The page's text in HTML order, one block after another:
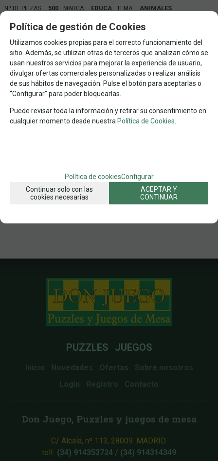
Nº DE PIEZAS 500 MARCA EDUCA TEMA ANIMALES
PUZZLES POR MARCAS
PUZZLES POR Nº DE PIEZAS
PUZZLES DE ARTE PUZZLES DE ANIMALES EDUCA
500 PZAS ARTE POR Nº DE PIEZAS PERROS
ANIMALES TERRESTRES 500 PZAS ARTE
Martes, 20 Marzo 2018
PUZZLES JUEGOS
Inicio Novedades Ofertas
Sobre nosotros
Login
Registro Contacto
Don Juego, Puzzles y juegos de mesa
C/ Alcalá, nº 113, 28009. MADRID.
telf: (34) 914353724 / (34) 914314349
Política de gestión de Cookies
Utilizamos cookies propias para el correcto funcionamiento del
sitio. Además, se utilizan otras de terceros que analizan cómo se
usan nuestros servicios para mejorar la experiencia de usuario,
divulgar ofertas comerciales personalizadas o realizar análisis
de sus hábitos de navegación. Pulse el botón para aceptarlas o
“Configurar” para poder bloquearlas.
Puede revisar toda la información y retirar su consentimiento en
cualquier momento desde nuestra Política de Cookies
Política de cookiesConfigurar
Continuar solo con las
cookies necesarias
ACEPTAR Y
CONTINUAR